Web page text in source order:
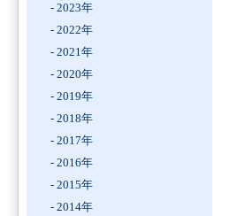
- 2023年
- 2022年
- 2021年
- 2020年
- 2019年
- 2018年
- 2017年
- 2016年
- 2015年
- 2014年